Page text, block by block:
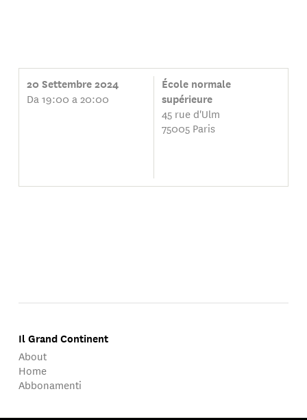
20 Settembre 2024
Da 19:00 a 20:00
École normale
supérieure
45 rue d'Ulm
75005 Paris
Il Grand Continent
About
Home
Abbonamenti